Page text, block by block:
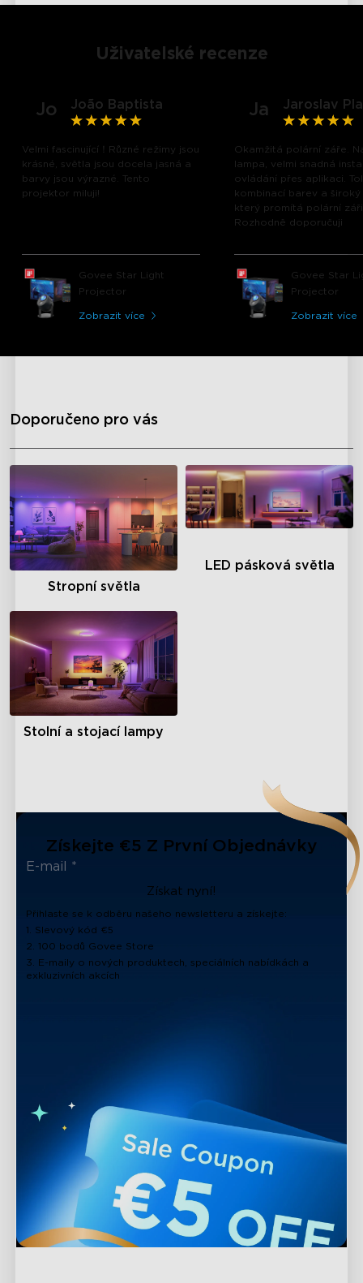
Uživatelské recenze
Jo João Baptista
Velmi fascinující！Různé režimy jsou
krásné, světla jsou docela jasná a
barvy jsou výrazné. Tento
projektor miluji!
Govee Star Light
Projector
Zobrazit více
Ja Jaroslav
Okamžitá polární záře.
lampa, velmi snadná
ovládání přes aplikaci.
kombinací barev a široký
který promítá polární
Rozhodně doporučuji
Govee Star
Projector
Zobrazit více
Doporučeno pro vás
Stropní světla
LED pásková světla
Stolní a stojací lampy
Získejte €5 Z První Objednávky
Získat nyní!
Přihlaste se k odběru našeho newsletteru a získejte:
1. Slevový kód €5
2. 100 bodů Govee Store
3. E-maily o nových produktech, speciálních nabídkách a
exkluzivních akcích